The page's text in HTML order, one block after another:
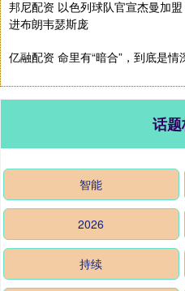
邦尼配资 以色列球队官宣杰曼加
进布朗韦瑟斯庞
亿融配资 命里有“暗合”，到底是
话
智能
2026
持续